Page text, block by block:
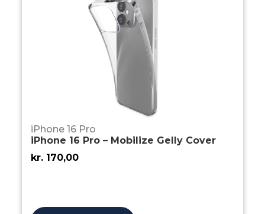
iPhone 16 Pro
iPhone 16 Pro – Mobilize Gelly Cover
kr. 170,00